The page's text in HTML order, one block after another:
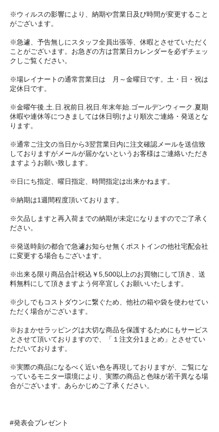
※ウィルスの影響により、納期や営業日及び時間が変更すること
がございます。
※急遽、予告無しにスタッフ全員出張等、休暇とさせていただく
ことがございます。お急ぎの方は営業日カレンダーを必ずチェッ
クしご覧ください。
※場レイナートの通常営業日は 月～金曜日です。土・日・祝は
定休日です。
※金曜午後.土.日.祝前日.祝日.年末年始.ゴールデンウィーク.夏期
休暇や連休等につきましては休日明けより順次ご連絡・発送とな
ります。
※通常ご注文の当日から3翌営業日内に注文確認メールを送信致
しておりますがメールが届かないというお客様はご連絡いただき
ますようお願い致します。
※日にち指定、曜日指定、時間指定は出来かねます。
※納期は1週間程度頂いております。
※欠品しますと再入荷までの納期が未定になりますのでご了承く
ださい。
※発送時刻の都合で急遽お知らせ無くポストインの他社宅配会社
に変更する場合もございます。
※出来る限り商品合計税込￥5,500以上のお買物にして頂き、送
料無料にして頂きますよう何卒宜しくお願いいたします。
※少しでもコストダウンに繋ぐため、他社の箱や袋を使わせてい
ただく場合がございます。
※おまかせラッピングは大切な商品を保護するためにもサービス
とさせて頂いておりますので、「１注文分1まとめ」とさせてい
ただいております。
※実際の商品になるべく近い色を再現しておりますが、ご覧にな
っているモニター環境により、実際の商品と色味が若干異なる場
合がございます。あらかじめご了承ください。
#発表会プレゼント